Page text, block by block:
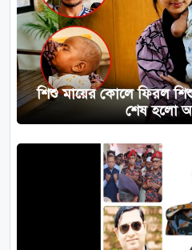
শিশু মায়ের কোলে ফিরল
শেষ হলো